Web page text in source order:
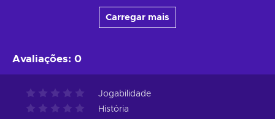
Carregar mais
Avaliações: 0
Jogabilidade
História